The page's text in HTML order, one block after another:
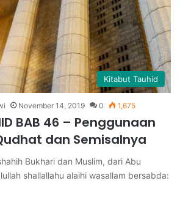
Kitabut Tauhid
November 14, 2019 0 1,675
BAB 46 – Penggunaan
dan Semisalnya
Bukhari dan Muslim, dari Abu
shallallahu alaihi wasallam bersabda: